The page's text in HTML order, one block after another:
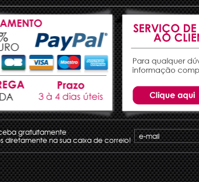
gratuitamente
diretamente na sua caixa de correio!